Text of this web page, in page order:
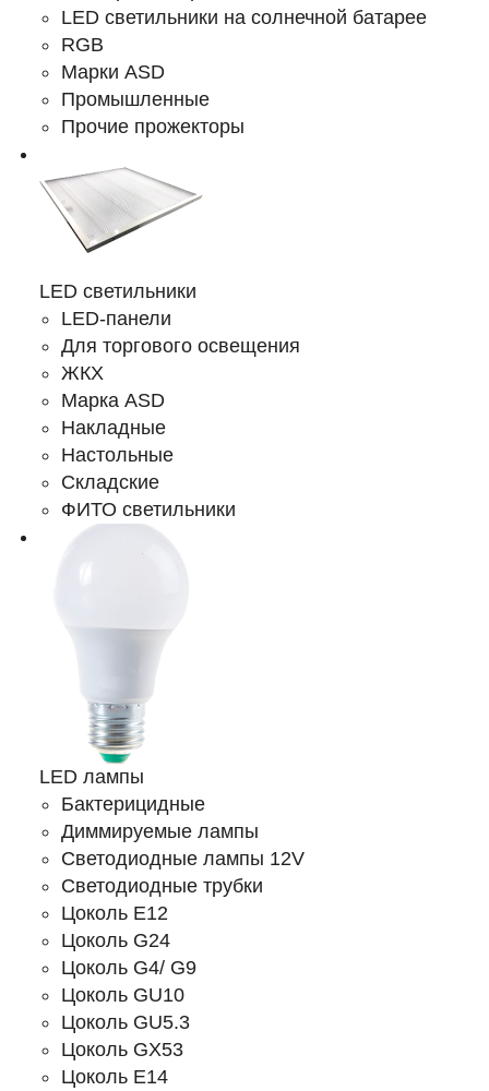
LED светильники на солнечной батарее
RGB
Марки ASD
Промышленные
Прочие прожекторы
LED светильники
LED-панели
Для торгового освещения
ЖКХ
Марка ASD
Накладные
Настольные
Складские
ФИТО светильники
LED лампы
Бактерицидные
Диммируемые лампы
Светодиодные лампы 12V
Светодиодные трубки
Цоколь E12
Цоколь G24
Цоколь G4/ G9
Цоколь GU10
Цоколь GU5.3
Цоколь GX53
Цоколь Е14